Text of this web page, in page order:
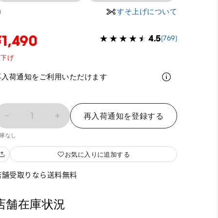
すそ上げについて
4.5(769)
げ
入荷通知をご利用いただけます
1 再入荷通知を登録する
なし
お気に入りに追加する
舗受取りなら送料無料
舗在庫状況